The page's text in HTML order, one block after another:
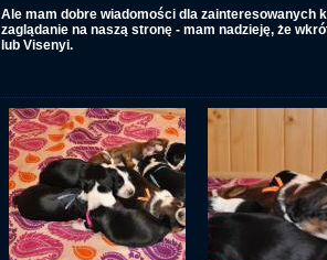
Ale mam dobre wiadomości dla zainteresowanych
zaglądanie na naszą stronę - mam nadzieję, że
lub Visenyi.